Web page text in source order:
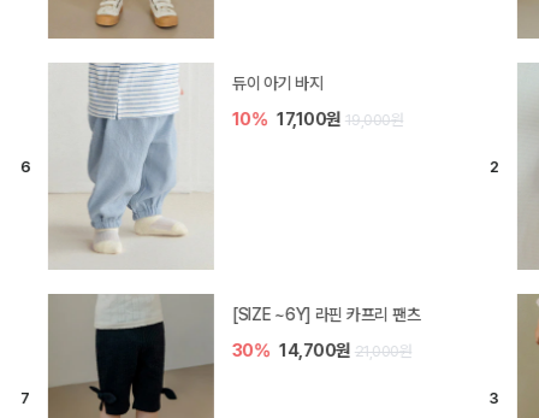
듀이 아기 바지
10% 17,100원 19,000원
[SIZE ~6Y] 라핀 카프리 팬츠
30% 14,700원 21,000원